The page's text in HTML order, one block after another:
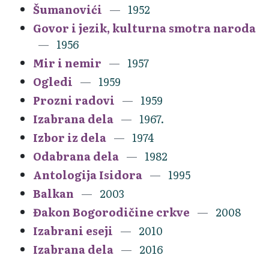
Šumanovići
1952
Govor i jezik, kulturna smotra naroda
1956
Mir i nemir
1957
Ogledi
1959
Prozni radovi
1959
Izabrana dela
1967.
Izbor iz dela
1974
Odabrana dela
1982
Antologija Isidora
1995
Balkan
2003
Đakon Bogorodičine crkve
2008
Izabrani eseji
2010
Izabrana dela
2016